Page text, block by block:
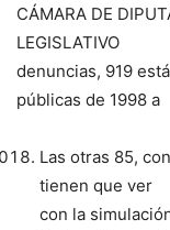
CÁMARA DE
LEGISLATIVO
denuncias, 919
públicas de 1998 a
Las otras 85,
tienen que ver
con la